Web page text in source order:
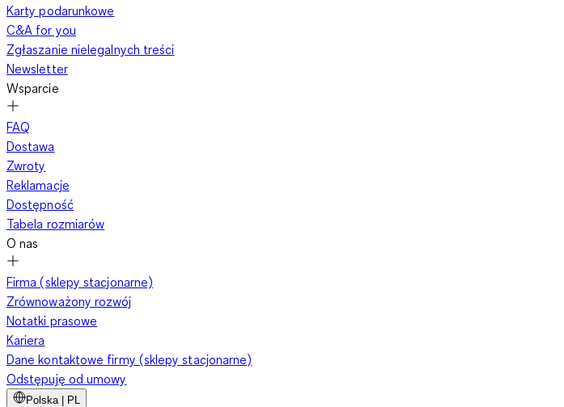
Karty podarunkowe
C&A for you
Zgłaszanie nielegalnych treści
Newsletter
Wsparcie
FAQ
Dostawa
Zwroty
Reklamacje
Dostępność
Tabela rozmiarów
O nas
Firma (sklepy stacjonarne)
Zrównoważony rozwój
Notatki prasowe
Kariera
Dane kontaktowe firmy (sklepy stacjonarne)
Odstępuję od umowy
Polska | PL